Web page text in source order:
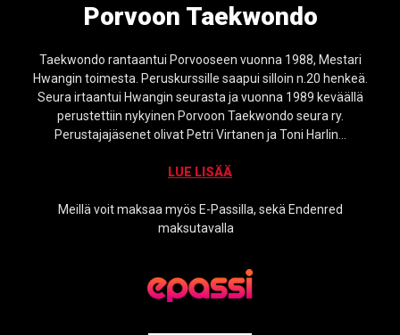
Porvoon Taekwondo
Taekwondo rantaantui Porvooseen vuonna 1988, Mestari
Hwangin toimesta. Peruskurssille saapui silloin n.20 henkeä.
Seura irtaantui Hwangin seurasta ja vuonna 1989 keväällä
perustettiin nykyinen Porvoon Taekwondo seura ry.
Perustajajäsenet olivat Petri Virtanen ja Toni Harlin…
LUE LISÄÄ
Meillä voit maksaa myös E-Passilla, sekä Endenred
maksutavalla